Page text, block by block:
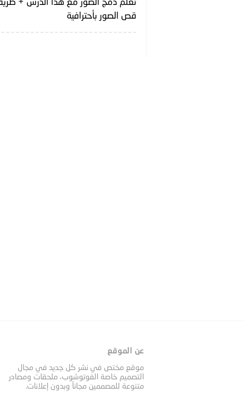
قص الصور بأحترافية
عن الموقع
موقع مختص في نشر كل جديد في مجال
التصميم خاصة الفوتوشوب، ملحقات ومصادر
متنوعة للمصممين مجاناً وبدون إعلانات.